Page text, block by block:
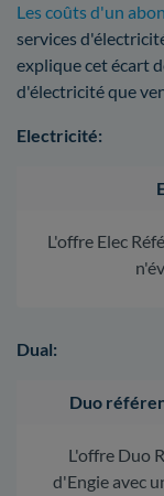
Les coûts d'un
services
explique cet écart
d'électricité que
Electricité:
L'offre Elec
Dual:
Duo
L'offre Duo
d'Engie avec